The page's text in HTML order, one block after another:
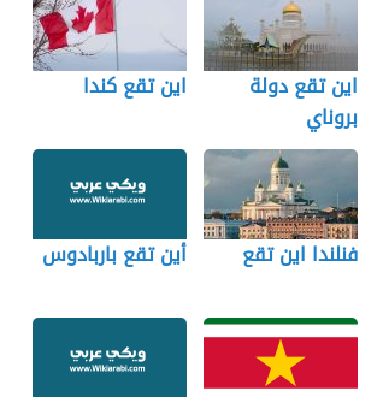
اين تقع دولة
بروناي
اين تقع كندا
فنلندا اين تقع أين تقع باربادوس